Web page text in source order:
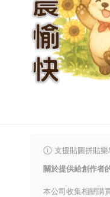
支援貼圖拼貼
關於提供給創作者
本公司收集相關購